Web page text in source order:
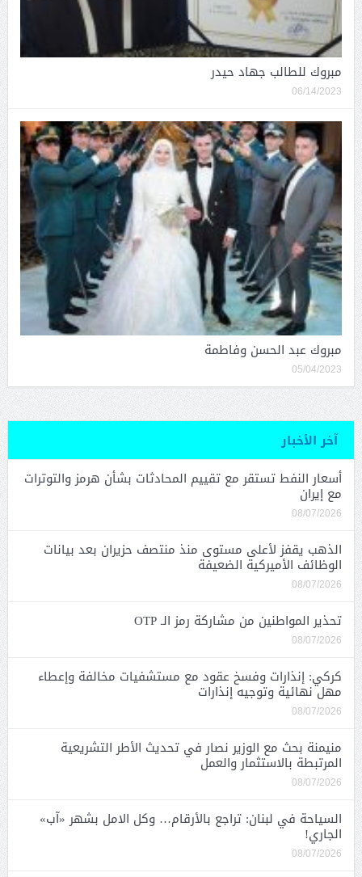
مبروك للطالب جهاد حيدر
06/14/2023
مبروك عبد الحسن وفاطمة
05/04/2023
آخر الأخبار
أسعار النفط تستقر مع تقييم المحادثات بشأن هرمز والتوترات
مع إيران
08/07/2026
الذهب يقفز لأعلى مستوى منذ منتصف حزيران بعد بيانات
الوظائف الأميركية الضعيفة
08/07/2026
تحذير المواطنين من مشاركة رمز الـ OTP
08/07/2026
كركي: إنذارات وفسخ عقود مع مستشفيات مخالفة وإعطاء
مهل نهائية وتوجيه إنذارات
08/07/2026
منيمنة بحث مع الوزير نصار في تحديث الأطر التشريعية
المرتبطة بالاستثمار والعمل
08/07/2026
السياحة في لبنان: تراجع بالأرقام… وكل الامل بشهر «آب»
الجاري!
08/07/2026